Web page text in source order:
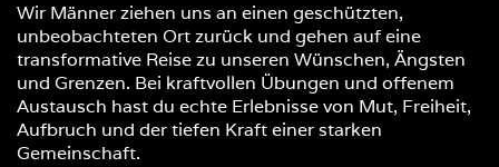
Wir Männer ziehen uns an einen geschützten,
unbeobachteten Ort zurück und gehen auf eine
transformative Reise zu unseren Wünschen, Ängsten
und Grenzen. Bei kraftvollen Übungen und offenem
Austausch hast du echte Erlebnisse von Mut, Freiheit,
Aufbruch und der tiefen Kraft einer starken
Gemeinschaft.